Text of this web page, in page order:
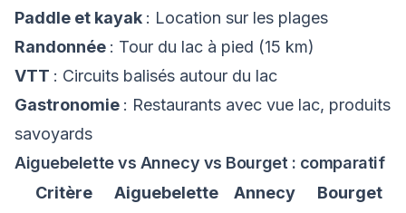
Paddle et kayak : Location sur les plages
Randonnée : Tour du lac à pied (15 km)
VTT : Circuits balisés autour du lac
Gastronomie : Restaurants avec vue lac, produits
savoyards
Aiguebelette vs Annecy vs Bourget : comparatif
Critère
Aiguebelette Annecy
Bourget